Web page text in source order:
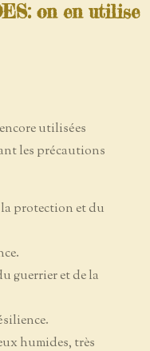
on en utilise
utilisées
les précautions
protection et du
guerrier et de la
humides, très